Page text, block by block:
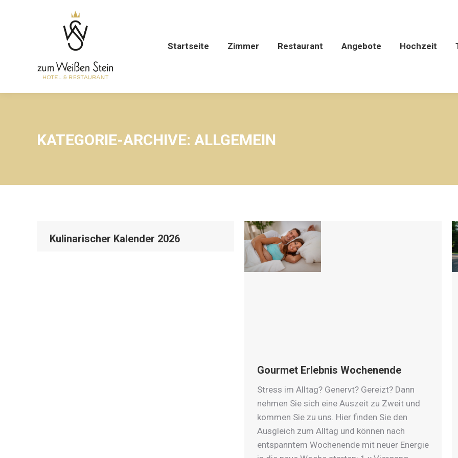
Startseite Zimmer Restaurant Angebote Hochzeit
KATEGORIE-ARCHIVE: ALLGEMEIN
Kulinarischer Kalender 2026
Gourmet Erlebnis Wochenende
Stress im Alltag? Genervt? Gereizt? Dann
nehmen Sie sich eine Auszeit zu Zweit und
kommen Sie zu uns. Hier finden Sie den
Ausgleich zum Alltag und können nach
entspanntem Wochenende mit neuer Energie